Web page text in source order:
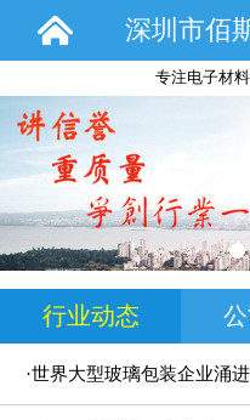
深圳市佰
专注电子材
行业动态
·世界大型玻璃包装企业涌